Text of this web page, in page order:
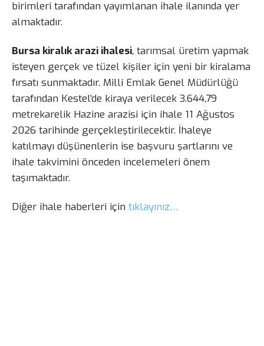
birimleri tarafından yayımlanan ihale ilanında yer
almaktadır.
Bursa kiralık arazi ihalesi, tarımsal üretim yapmak
isteyen gerçek ve tüzel kişiler için yeni bir kiralama
fırsatı sunmaktadır. Milli Emlak Genel Müdürlüğü
tarafından Kestel’de kiraya verilecek 3.644,79
metrekarelik Hazine arazisi için ihale 11 Ağustos
2026 tarihinde gerçekleştirilecektir. İhaleye
katılmayı düşünenlerin ise başvuru şartlarını ve
ihale takvimini önceden incelemeleri önem
taşımaktadır.
Diğer ihale haberleri için tıklayınız…